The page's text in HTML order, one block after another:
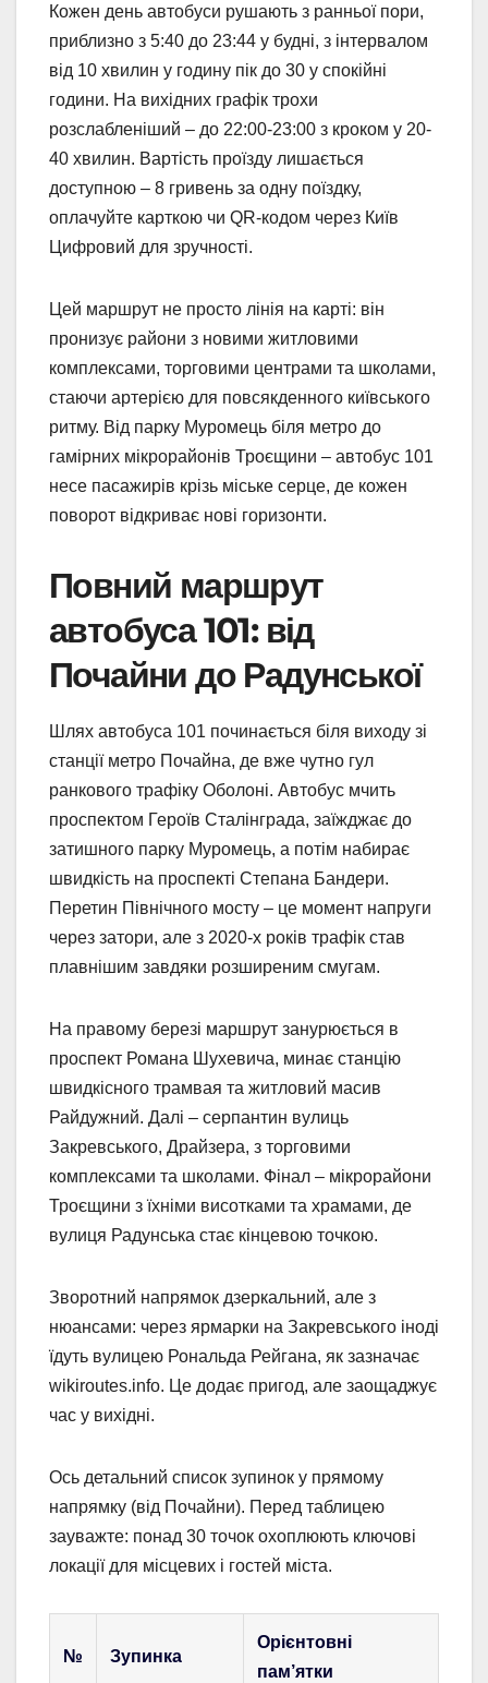
Кожен день автобуси рушають з ранньої пори,
приблизно з 5:40 до 23:44 у будні, з інтервалом
від 10 хвилин у годину пік до 30 у спокійні
години. На вихідних графік трохи
розслабленіший – до 22:00-23:00 з кроком у 20-
40 хвилин. Вартість проїзду лишається
доступною – 8 гривень за одну поїздку,
оплачуйте карткою чи QR-кодом через Київ
Цифровий для зручності.
Цей маршрут не просто лінія на карті: він
пронизує райони з новими житловими
комплексами, торговими центрами та школами,
стаючи артерією для повсякденного київського
ритму. Від парку Муромець біля метро до
гамірних мікрорайонів Троєщини – автобус 101
несе пасажирів крізь міське серце, де кожен
поворот відкриває нові горизонти.
Повний маршрут
автобуса 101: від
Почайни до Радунської
Шлях автобуса 101 починається біля виходу зі
станції метро Почайна, де вже чутно гул
ранкового трафіку Оболоні. Автобус мчить
проспектом Героїв Сталінграда, заїжджає до
затишного парку Муромець, а потім набирає
швидкість на проспекті Степана Бандери.
Перетин Північного мосту – це момент напруги
через затори, але з 2020-х років трафік став
плавнішим завдяки розширеним смугам.
На правому березі маршрут занурюється в
проспект Романа Шухевича, минає станцію
швидкісного трамвая та житловий масив
Райдужний. Далі – серпантин вулиць
Закревського, Драйзера, з торговими
комплексами та школами. Фінал – мікрорайони
Троєщини з їхніми висотками та храмами, де
вулиця Радунська стає кінцевою точкою.
Зворотний напрямок дзеркальний, але з
нюансами: через ярмарки на Закревського іноді
їдуть вулицею Рональда Рейгана, як зазначає
wikiroutes.info. Це додає пригод, але заощаджує
час у вихідні.
Ось детальний список зупинок у прямому
напрямку (від Почайни). Перед таблицею
зауважте: понад 30 точок охоплюють ключові
локації для місцевих і гостей міста.
№ Зупинка
Орієнтовні
пам’ятки